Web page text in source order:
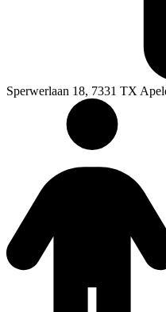
Sperwerlaan 18, 7331 TX